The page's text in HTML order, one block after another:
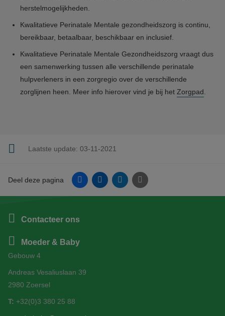
herstelmogelijkheden.
Kwalitatieve Perinatale Mentale gezondheidszorg is continu,
bereikbaar, betaalbaar, beschikbaar en inclusief.
Kwalitatieve Perinatale Mentale Gezondheidszorg vraagt dus
een samenwerking tussen alle verschillende perinatale
hulpverleners in een zorgregio over de verschillende
zorglijnen heen. Meer info hierover vind je bij het Zorgpad
Laatste update: 03-11-2021
Deel deze pagina FacebookLinkedinTwitter E-mail
Contacteer ons
Moeder & Baby
Gebouw 4
Andreas Vesaliuslaan 39
2980 Zoersel
T: +32(0)3 380 25 88